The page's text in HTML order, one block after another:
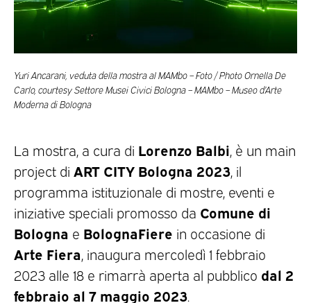
Yuri Ancarani, veduta della mostra al MAMbo – Foto / Photo Ornella De
Carlo, courtesy Settore Musei Civici Bologna – MAMbo – Museo d’Arte
Moderna di Bologna
La mostra, a cura di Lorenzo Balbi , è un main
project di ART CITY Bologna 2023 , il
programma istituzionale di mostre, eventi e
iniziative speciali promosso da Comune di
Bologna e BolognaFiere in occasione di
Arte Fiera , inaugura mercoledì 1 febbraio
2023 alle 18 e rimarrà aperta al pubblico dal 2
febbraio al 7 maggio 2023